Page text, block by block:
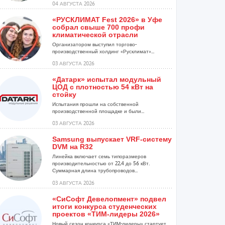
04 АВГУСТА 2026
«РУСКЛИМАТ Fest 2026» в Уфе
собрал свыше 700 профи
климатической отрасли
Организатором выступил торгово-
производственный холдинг «Русклимат»...
03 АВГУСТА 2026
«Датарк» испытал модульный
ЦОД с плотностью 54 кВт на
стойку
Испытания прошли на собственной
производственной площадке и были...
03 АВГУСТА 2026
Samsung выпускает VRF-систему
DVM на R32
Линейка включает семь типоразмеров
производительностью от 22,4 до 56 кВт.
Суммарная длина трубопроводов...
03 АВГУСТА 2026
«СиСофт Девелопмент» подвел
итоги конкурса студенческих
проектов «ТИМ-лидеры 2026»
Новый сезон конкурса «ТИМ-лидеры» стартует